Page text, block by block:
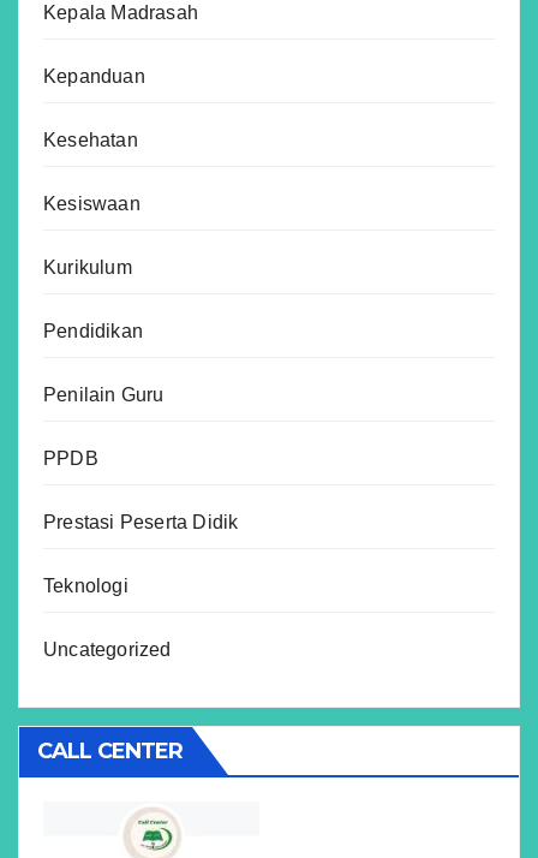
Kepala Madrasah
Kepanduan
Kesehatan
Kesiswaan
Kurikulum
Pendidikan
Penilain Guru
PPDB
Prestasi Peserta Didik
Teknologi
Uncategorized
CALL CENTER